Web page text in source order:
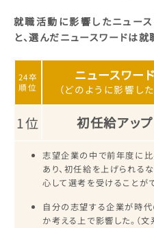
就職活動に影響したニュース
と、選んだニュースワードは
24卒
順位
ニュースワード
（どのように影響した
1位 初任給アップ
志望企業の中で前年度に比
あり、初任給を上げられる
心して選考を受けることがで
自分の志望する企業が時
か考える上で影響した。（文